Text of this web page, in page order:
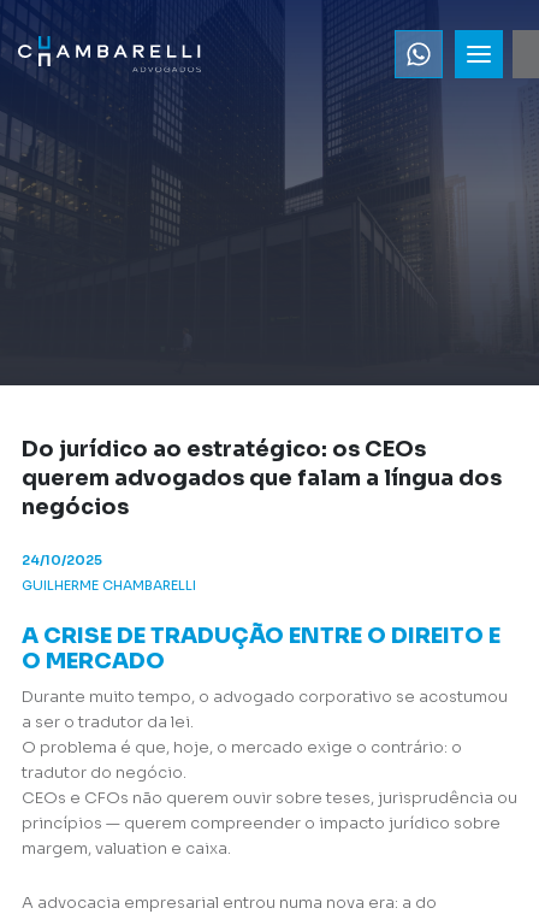
Do jurídico ao estratégico: os CEOs
querem advogados que falam a língua dos
negócios
24/10/2025
GUILHERME CHAMBARELLI
A CRISE DE TRADUÇÃO ENTRE O DIREITO E
O MERCADO
Durante muito tempo, o advogado corporativo se acostumou
a ser o tradutor da lei.
O problema é que, hoje, o mercado exige o contrário: o
tradutor do negócio.
CEOs e CFOs não querem ouvir sobre teses, jurisprudência ou
princípios — querem compreender o impacto jurídico sobre
margem, valuation e caixa.
A advocacia empresarial entrou numa nova era: a do